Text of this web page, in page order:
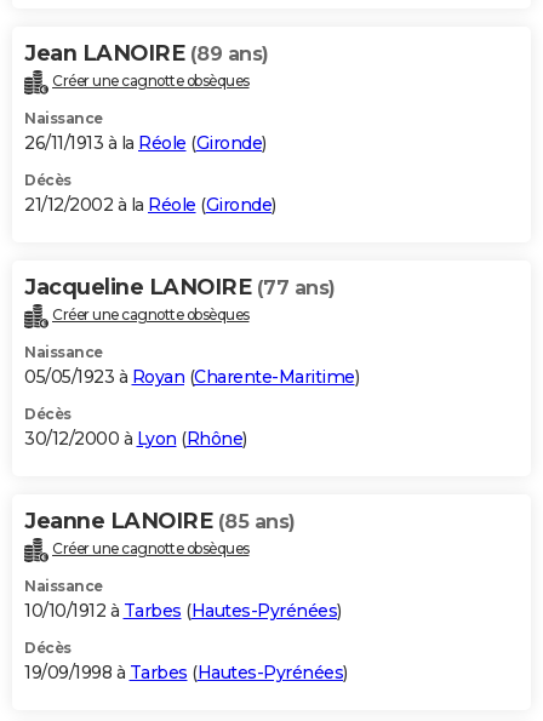
Jean LANOIRE (89 ans)
Créer une cagnotte obsèques
Naissance
26/11/1913 à la Réole (Gironde)
Décès
21/12/2002 à la Réole (Gironde)
Jacqueline LANOIRE (77 ans)
Créer une cagnotte obsèques
Naissance
05/05/1923 à Royan (Charente-Maritime)
Décès
30/12/2000 à Lyon (Rhône)
Jeanne LANOIRE (85 ans)
Créer une cagnotte obsèques
Naissance
10/10/1912 à Tarbes (Hautes-Pyrénées)
Décès
19/09/1998 à Tarbes (Hautes-Pyrénées)